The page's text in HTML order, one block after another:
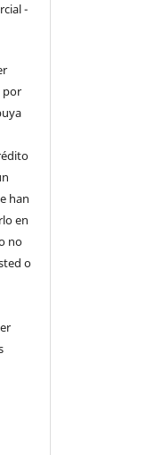
-
por
han
en
no
o